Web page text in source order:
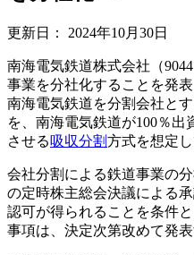
更新日： 2024年10月30日
南海電気鉄道株式会社（
事業を分社化することを発表
南海電気鉄道を分割会社とす
を、南海電気鉄道が100％
させる吸収分割方式を想定し
会社分割による鉄道事業の
の定時株主総会決議による
認可が得られることを条件
事項は、決定次第改めて発表